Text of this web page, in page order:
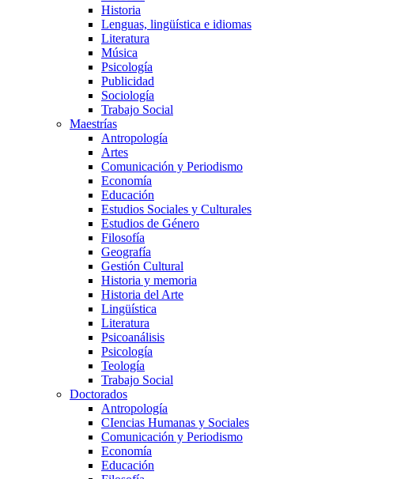
Historia
Lenguas, lingüística e idiomas
Literatura
Música
Psicología
Publicidad
Sociología
Trabajo Social
Maestrías
Antropología
Artes
Comunicación y Periodismo
Economía
Educación
Estudios Sociales y Culturales
Estudios de Género
Filosofía
Geografía
Gestión Cultural
Historia y memoria
Historia del Arte
Lingüística
Literatura
Psicoanálisis
Psicología
Teología
Trabajo Social
Doctorados
Antropología
CIencias Humanas y Sociales
Comunicación y Periodismo
Economía
Educación